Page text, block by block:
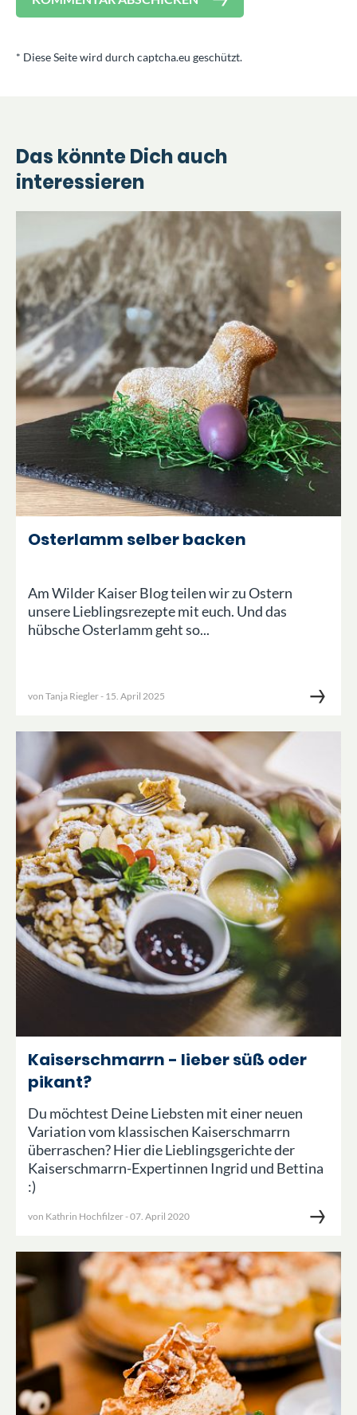
* Diese Seite wird durch captcha.eu geschützt.
Das könnte Dich auch
interessieren
Osterlamm selber backen
Am Wilder Kaiser Blog teilen wir zu Ostern
unsere Lieblingsrezepte mit euch. Und das
hübsche Osterlamm geht so...
von Tanja Riegler- 15. April 2025
Kaiserschmarrn - lieber süß oder
pikant?
Du möchtest Deine Liebsten mit einer neuen
Variation vom klassischen Kaiserschmarrn
überraschen? Hier die Lieblingsgerichte der
Kaiserschmarrn-Expertinnen Ingrid und Bettina
:)
von Kathrin Hochfilzer-07. April 2020